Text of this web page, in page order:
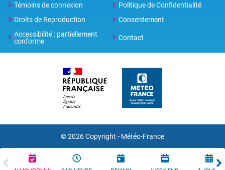
Témoins de connexion
Politique de Confidentialité
Droits de Reproduction
Consentement
Accessibilité : partiellement
conforme
Contact
© 2026 Copyright - Météo-France